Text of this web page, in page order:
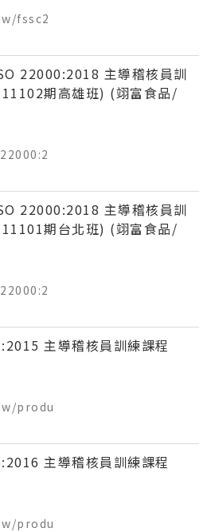
fssc2
22000:2018 主導稽核員訓
期高雄班) (翊富食品/
22000:2018 主導稽核員訓
期台北班) (翊富食品/
主導稽核員訓練課程
produ
主導稽核員訓練課程
produ